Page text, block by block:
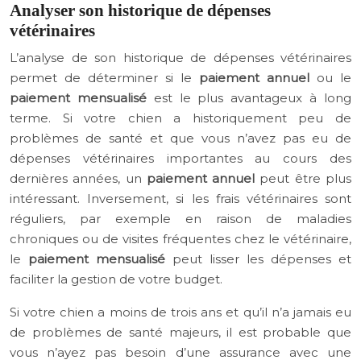
Analyser son historique de dépenses
vétérinaires
L’analyse de son historique de dépenses vétérinaires
permet de déterminer si le paiement annuel ou le
paiement mensualisé est le plus avantageux à long
terme. Si votre chien a historiquement peu de
problèmes de santé et que vous n’avez pas eu de
dépenses vétérinaires importantes au cours des
dernières années, un paiement annuel peut être plus
intéressant. Inversement, si les frais vétérinaires sont
réguliers, par exemple en raison de maladies
chroniques ou de visites fréquentes chez le vétérinaire,
le paiement mensualisé peut lisser les dépenses et
faciliter la gestion de votre budget.
Si votre chien a moins de trois ans et qu’il n’a jamais eu
de problèmes de santé majeurs, il est probable que
vous n’ayez pas besoin d’une assurance avec une